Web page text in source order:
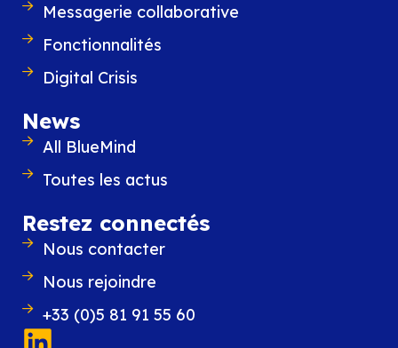
LIRE L'ARTICLE
Messagerie collaborative
Fonctionnalités
Digital Crisis
News
All BlueMind
Toutes les actus
Restez connectés
Nous contacter
Nous rejoindre
+33 (0)5 81 91 55 60